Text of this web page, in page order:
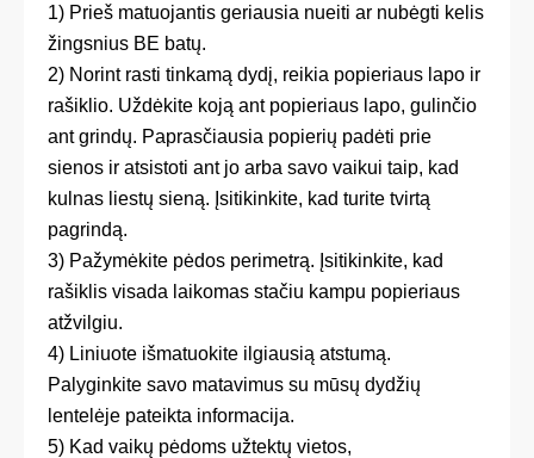
1) Prieš matuojantis geriausia nueiti ar nubėgti kelis
žingsnius BE batų.
2) Norint rasti tinkamą dydį, reikia popieriaus lapo ir
rašiklio. Uždėkite koją ant popieriaus lapo, gulinčio
ant grindų. Paprasčiausia popierių padėti prie
sienos ir atsistoti ant jo arba savo vaikui taip, kad
kulnas liestų sieną. Įsitikinkite, kad turite tvirtą
pagrindą.
3) Pažymėkite pėdos perimetrą. Įsitikinkite, kad
rašiklis visada laikomas stačiu kampu popieriaus
atžvilgiu.
4) Liniuote išmatuokite ilgiausią atstumą.
Palyginkite savo matavimus su mūsų dydžių
lentelėje pateikta informacija.
5) Kad vaikų pėdoms užtektų vietos,